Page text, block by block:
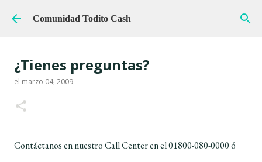
Ir al contenido principal
Comunidad Todito Cash
¿Tienes preguntas?
el marzo 04, 2009
Contáctanos en nuestro Call Center en el 01800-080-0000 ó